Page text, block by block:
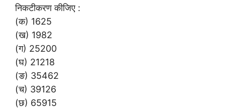
निकटीकरण कीजिए :
(क) 1625
(ख) 1982
(ग) 25200
(घ) 21218
(ङ) 35462
(च) 39126
(छ) 65915